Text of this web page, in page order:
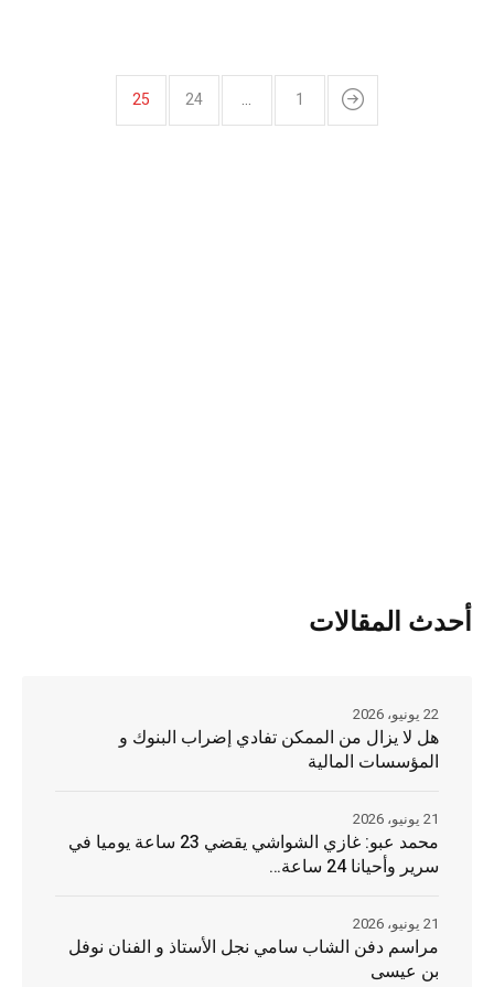
1
…
24
25
أحدث المقالات
هل لا يزال من الممكن تفادي إضراب البنوك و
المؤسسات المالية
22 يونيو، 2026
محمد عبو: غازي الشواشي يقضي 23 ساعة يوميا في
سرير وأحيانا 24 ساعة…
21 يونيو، 2026
مراسم دفن الشاب سامي نجل الأستاذ و الفنان نوفل
بن عيسى
21 يونيو، 2026